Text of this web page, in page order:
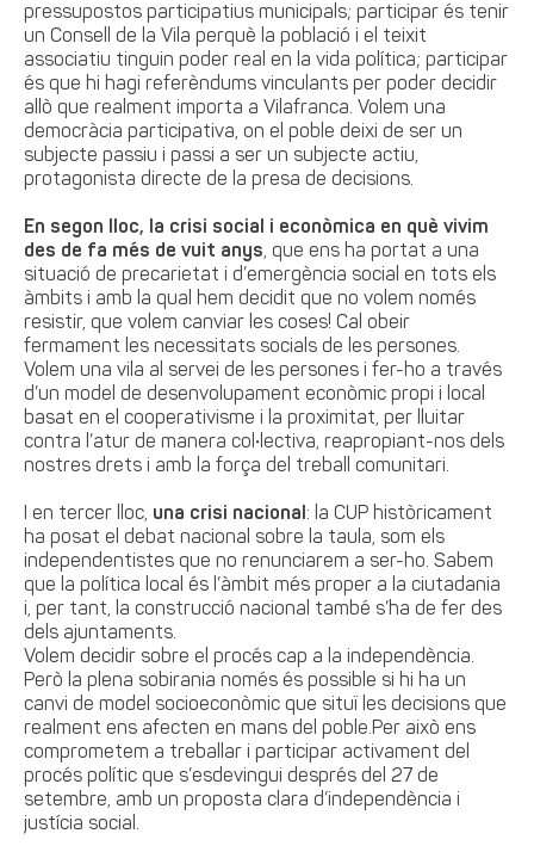
pressupostos participatius municipals; participar és tenir
un Consell de la Vila perquè la població i el teixit
associatiu tinguin poder real en la vida política; participar
és que hi hagi referèndums vinculants per poder decidir
allò que realment importa a Vilafranca. Volem una
democràcia participativa, on el poble deixi de ser un
subjecte passiu i passi a ser un subjecte actiu,
protagonista directe de la presa de decisions.
En segon lloc, la crisi social i econòmica en què vivim
des de fa més de vuit anys, que ens ha portat a una
situació de precarietat i d’emergència social en tots els
àmbits i amb la qual hem decidit que no volem només
resistir, que volem canviar les coses! Cal obeir
fermament les necessitats socials de les persones.
Volem una vila al servei de les persones i fer-ho a través
d’un model de desenvolupament econòmic propi i local
basat en el cooperativisme i la proximitat, per lluitar
contra l’atur de manera col•lectiva, reapropiant-nos dels
nostres drets i amb la força del treball comunitari.
I en tercer lloc, una crisi nacional : la CUP històricament
ha posat el debat nacional sobre la taula, som els
independentistes que no renunciarem a ser-ho. Sabem
que la política local és l’àmbit més proper a la ciutadania
i, per tant, la construcció nacional també s’ha de fer des
dels ajuntaments.
Volem decidir sobre el procés cap a la independència.
Però la plena sobirania només és possible si hi ha un
canvi de model socioeconòmic que situï les decisions que
realment ens afecten en mans del poble.Per això ens
comprometem a treballar i participar activament del
procés polític que s’esdevingui després del 27 de
setembre, amb un proposta clara d’independència i
justícia social.